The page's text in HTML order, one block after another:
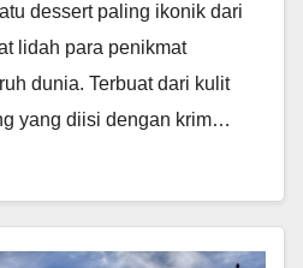
dessert paling ikonik dari
lidah para penikmat
dunia. Terbuat dari kulit
yang diisi dengan krim…